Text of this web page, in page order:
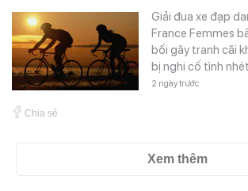
Giải đua xe đạp
France Femmes
bối gây tranh cãi
bị nghi cố tình
2 ngày trước
Chia sẻ
Xem thêm